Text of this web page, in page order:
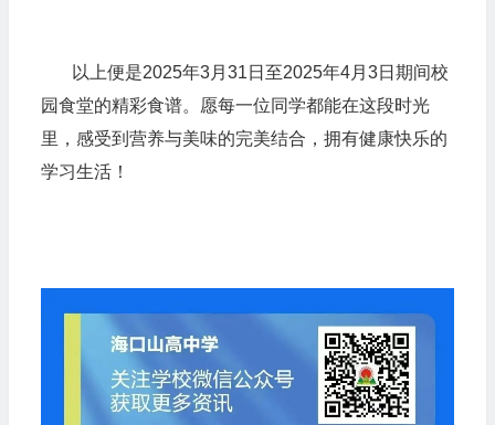
以上便是2025年3月31日至2025年4月3日期间校
园食堂的精彩食谱。愿每一位同学都能在这段时光
里，感受到营养与美味的完美结合，拥有健康快乐的
学习生活！